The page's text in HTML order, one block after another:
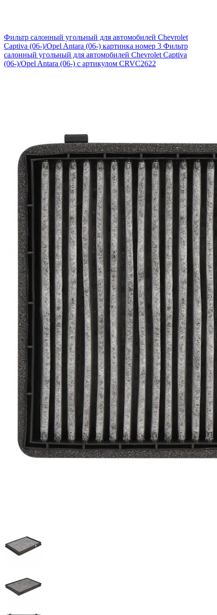
Фильтр салонный угольный для автомобилей Chevrolet
Captiva (06-)/Opel Antara (06-) картинка номер 3 Фильтр
салонный угольный для автомобилей Chevrolet Captiva
(06-)/Opel Antara (06-) с артикулом CRVC2622